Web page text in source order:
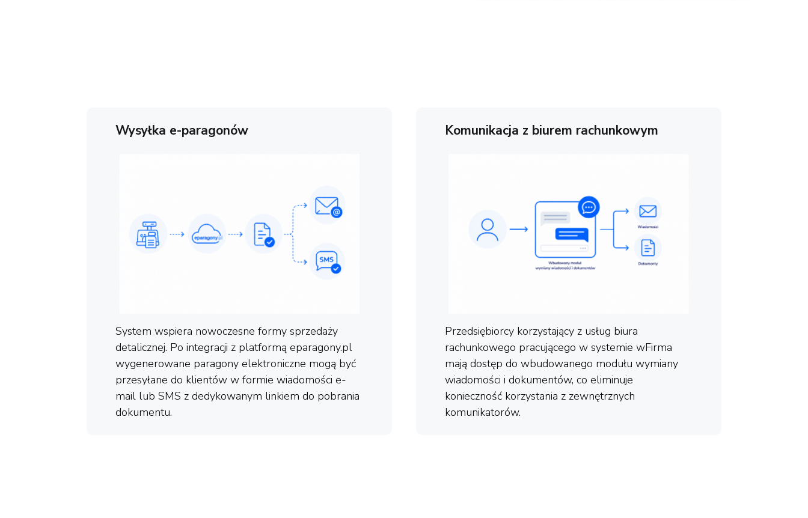
Wysyłka e-paragonów
System wspiera nowoczesne formy sprzedaży
detalicznej. Po integracji z platformą eparagony.pl
wygenerowane paragony elektroniczne mogą być
przesyłane do klientów w formie wiadomości e-
mail lub SMS z dedykowanym linkiem do pobrania
dokumentu.
Komunikacja z biurem rachunkowym
Przedsiębiorcy korzystający z usług biura
rachunkowego pracującego w systemie wFirma
mają dostęp do wbudowanego modułu wymiany
wiadomości i dokumentów, co eliminuje
konieczność korzystania z zewnętrznych
komunikatorów.